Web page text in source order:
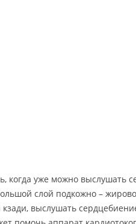
когда уже можно выслушать
слой подкожно –
выслушать